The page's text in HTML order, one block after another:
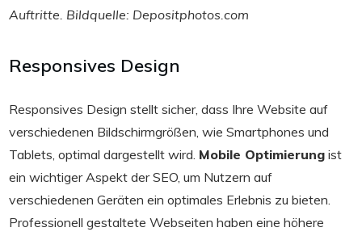
Auftritte. Bildquelle: Depositphotos.com
Responsives Design
Responsives Design stellt sicher, dass Ihre Website auf
verschiedenen Bildschirmgrößen, wie Smartphones und
Tablets, optimal dargestellt wird. Mobile Optimierung ist
ein wichtiger Aspekt der SEO, um Nutzern auf
verschiedenen Geräten ein optimales Erlebnis zu bieten.
Professionell gestaltete Webseiten haben eine höhere